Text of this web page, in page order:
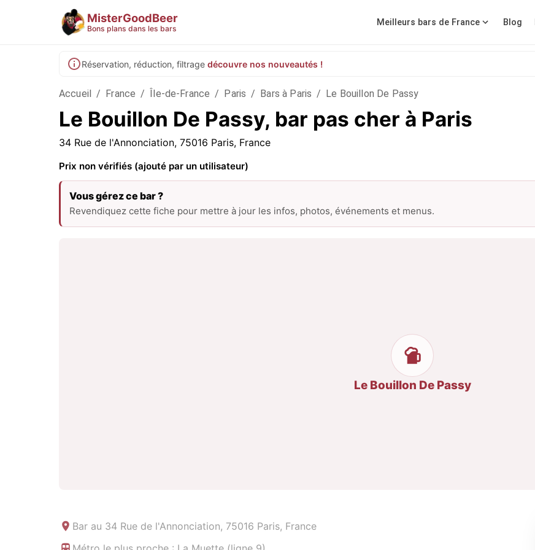
MisterGoodBeer
Bons plans dans les bars
Meilleurs bars de France Blog
Réservation, réduction, filtrage découvre nos nouveautés !
Accueil / France / Île-de-France / Paris / Bars à Paris / Le Bouillon De Passy
Le Bouillon De Passy, bar pas cher à Paris
34 Rue de l'Annonciation, 75016 Paris, France
Prix non vérifiés (ajouté par un utilisateur)
Vous gérez ce bar ?
Revendiquez cette fiche pour mettre à jour les infos, photos, événements et menus.
Le Bouillon De Passy
Bar au 34 Rue de l'Annonciation, 75016 Paris, France